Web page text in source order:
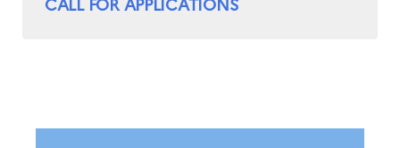
CALL FOR APPLICATIONS